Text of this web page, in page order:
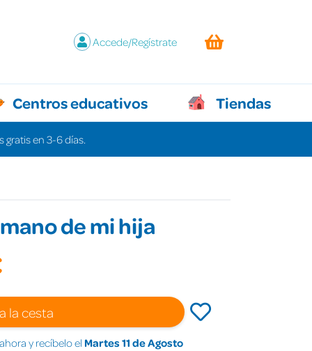
Accede/Regístrate
Centros educativos Tiendas
gratis en 3-6 días.
de mi hija
la cesta
y recíbelo el Martes 11 de Agosto